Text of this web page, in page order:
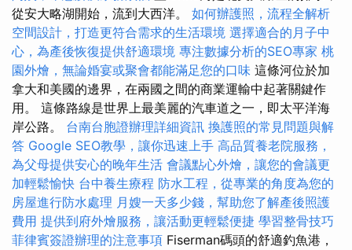
從安大略湖開始，流到大西洋。 如何辦護照，流程全解析
空間設計，打造更符合需求的生活環境 選擇適合的月子中
心，為產後恢復提供舒適環境 專注數據分析的SEO專家 桃
園外燴，無論婚宴或聚會都能滿足您的口味 這條河位於加
拿大和美國的邊界，在兩國之間的商業運輸中起著關鍵作
用。 這條路線是世界上最美麗的汽車道之一，即太平洋海
岸公路。 台南台胞證辦理詳細資訊 換護照的常見問題與解
答 Google SEO教學，讓你迅速上手 高品質養老院服務，
為父母提供安心的晚年生活 會議點心外燴，讓您的會議更
加輕鬆愉快 台中養生療程 防水工程，從專業的角度為您的
房屋進行防水處理 月嫂一天多少錢，幫助您了解產後照護
費用 提供到府外燴服務，讓活動更輕鬆便捷 學習整骨技巧
菲律賓簽證辦理的注意事項 Fiserman碼頭的舒適釣魚港，